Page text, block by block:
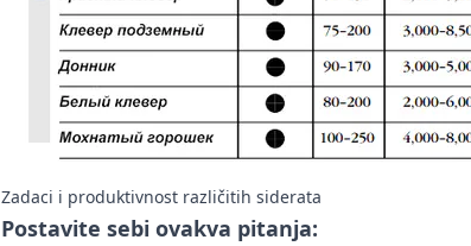
Zadaci i produktivnost različitih siderata
Postavite sebi ovakva pitanja: